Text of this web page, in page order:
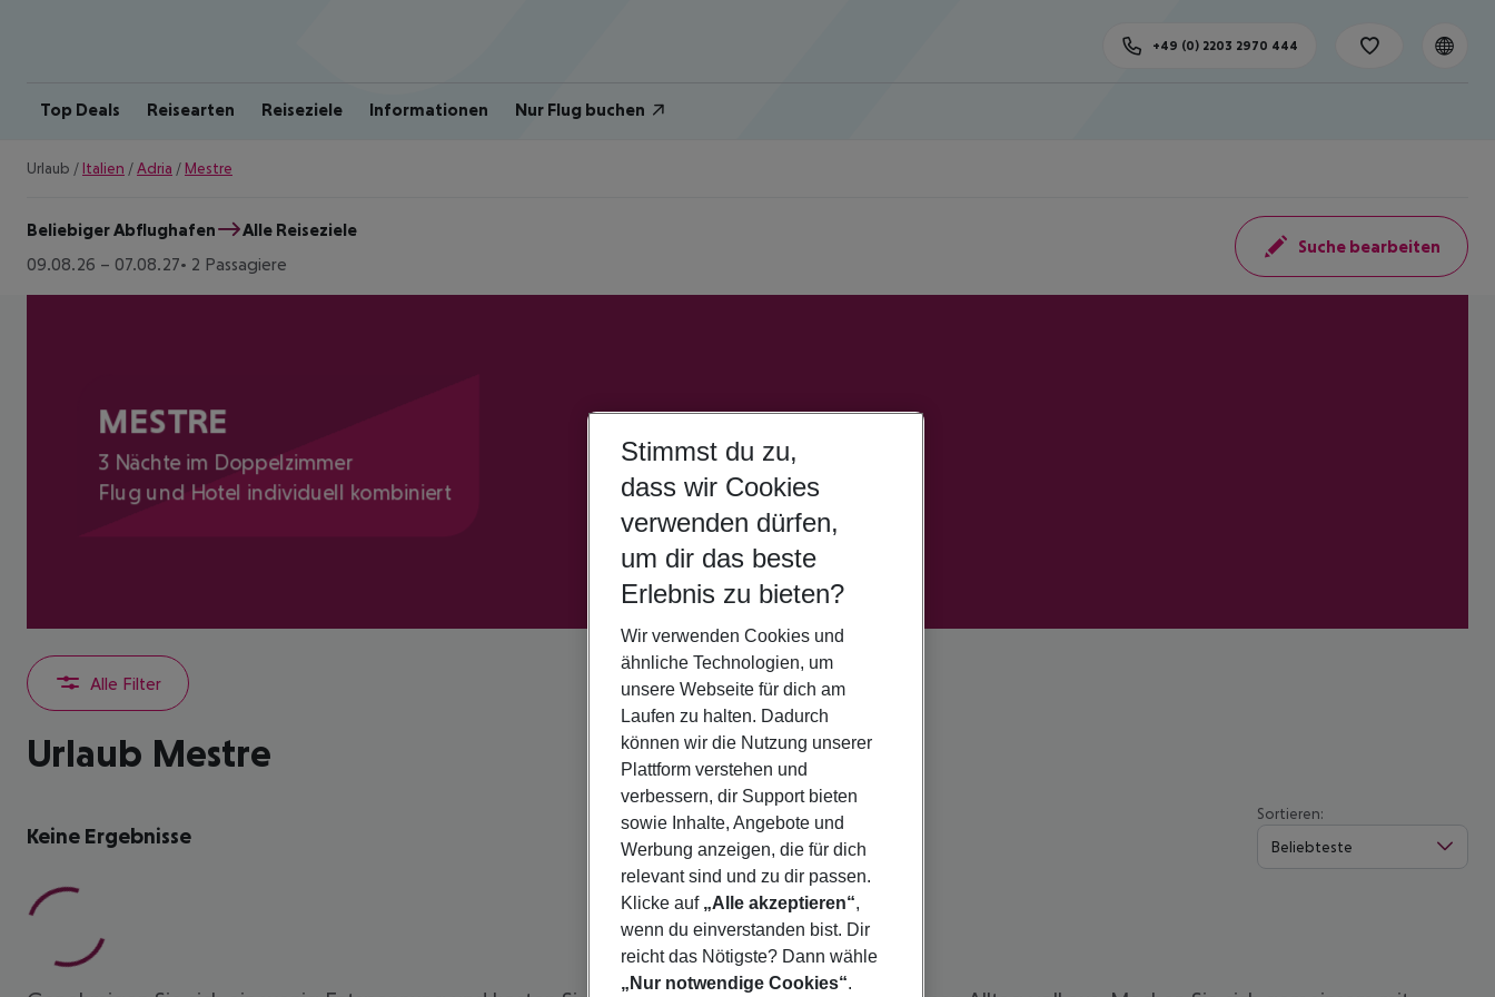
Top Deals Reisearten Reiseziele Informationen Nur Flug buchen
+49 (0) 2203 2970 444
Urlaub / Italien /Adria / Mestre
Beliebiger Abflughafen
Alle Reiseziele
09.08.26 – 07.08.27 2 Passagiere
Suche bearbeiten
MESTRE
3 Nächte im Doppelzimmer
Flug und Hotel individuell kombiniert
Alle Filter
Urlaub Mestre
Keine Ergebnisse
Sortieren:
Beliebteste
Stimmst du zu,
dass wir Cookies
verwenden dürfen,
um dir das beste
Erlebnis zu bieten?
Wir verwenden Cookies und
ähnliche Technologien, um
unsere Webseite für dich am
Laufen zu halten. Dadurch
können wir die Nutzung unserer
Plattform verstehen und
verbessern, dir Support bieten
sowie Inhalte, Angebote und
Werbung anzeigen, die für dich
relevant sind und zu dir passen.
Klicke auf „Alle akzeptieren“,
wenn du einverstanden bist. Dir
reicht das Nötigste? Dann wähle
„Nur notwendige Cookies“.